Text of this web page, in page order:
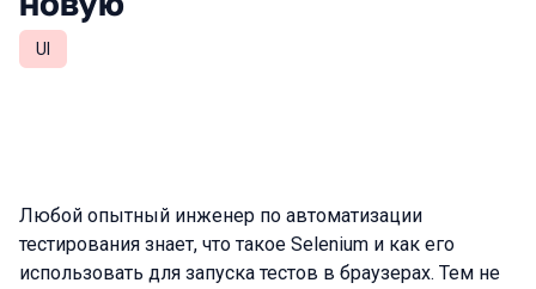
UI
Любой опытный инженер по автоматизации
тестирования знает, что такое Selenium и как его
использовать для запуска тестов в браузерах. Тем не